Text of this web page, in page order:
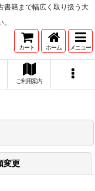
書籍まで幅広く取り扱う大
カート ホーム メニュー
ご利用案内
変更